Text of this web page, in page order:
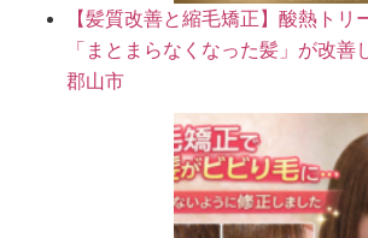
【髪質改善と縮毛矯正】酸熱トリ
「まとまらなくなった髪」が改善
郡山市